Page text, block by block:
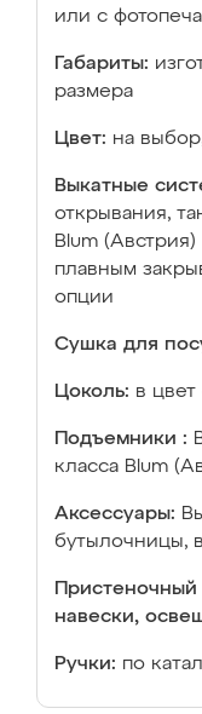
или с
Габариты:
размера
Цвет: на
Выкатные
открывания,
Blum
плавным
опции
Сушка для
Цоколь: в
Подъемники :
класса Blum
Аксессуары:
бутылочницы,
навески,
Ручки: по